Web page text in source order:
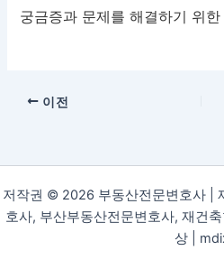
궁금증과 문제를 해결하기 위
이전
저작권 © 2026 부동산전문변호사 |
호사, 부산부동산전문변호사, 재건
상 |